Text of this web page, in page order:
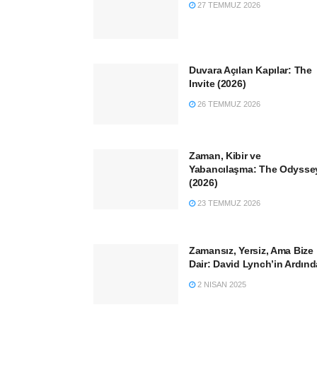
27 TEMMUZ 2026
Duvara Açılan Kapılar: The
Invite (2026)
26 TEMMUZ 2026
Zaman, Kibir ve
Yabancılaşma: The
(2026)
23 TEMMUZ 2026
Zamansız, Yersiz, Ama Bize
Dair: David Lynch’in
2 NISAN 2025